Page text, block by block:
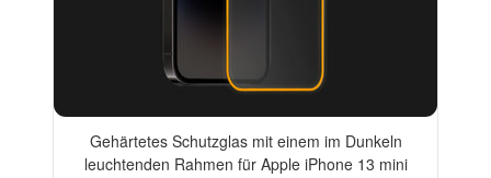
Gehärtetes Schutzglas mit einem im Dunkeln
leuchtenden Rahmen für Apple iPhone 13 mini